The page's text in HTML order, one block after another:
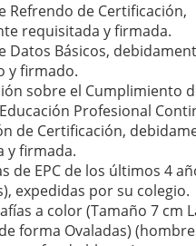
Refrendo de Certificación,
requisitada y firmada.
Datos Básicos,
y firmado.
sobre el Cumplimiento
Profesional
de Certificación,
y firmada.
de EPC de los últimos 4
expedidas por su colegio.
a color (Tamaño 7 cm
forma Ovaladas)